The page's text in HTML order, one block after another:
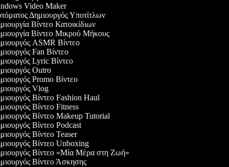
Video Maker
Δημιουργός Υποτίτλων
Βίντεο Κατοικίδιων
Βίντεο Μικρού Μήκους
ASMR Βίντεο
Fan Βίντεο
Lyric Βίντεο
Outro
Promo Βίντεο
Vlog
Βίντεο Fashion Haul
Βίντεο Fitness
Βίντεο Makeup Tutorial
Βίντεο Podcast
Βίντεο Teaser
Βίντεο Unboxing
Βίντεο «Μία Μέρα στη Ζωή»
Βίντεο Άσκησης